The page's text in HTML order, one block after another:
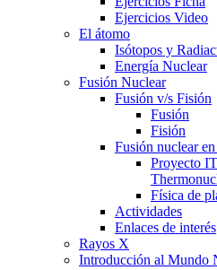
Ejercicios Video
El átomo
Isótopos y
Energía Nuclear
Fusión Nuclear
Fusión v/s Fisión
Fusión
Fisión
Fusión nuclear
Proyecto
Física de
Actividades
Enlaces de interés
Rayos X
Introducción al Mundo